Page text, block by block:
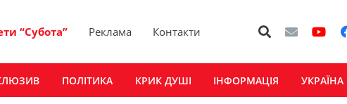
“Субота” Реклама Контакти
ПОЛІТИКА КРИК ДУШІ ІНФОРМАЦІЯ УКРАЇНА